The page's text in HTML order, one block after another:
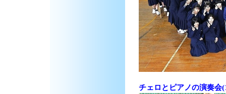
チェロとピアノの演奏